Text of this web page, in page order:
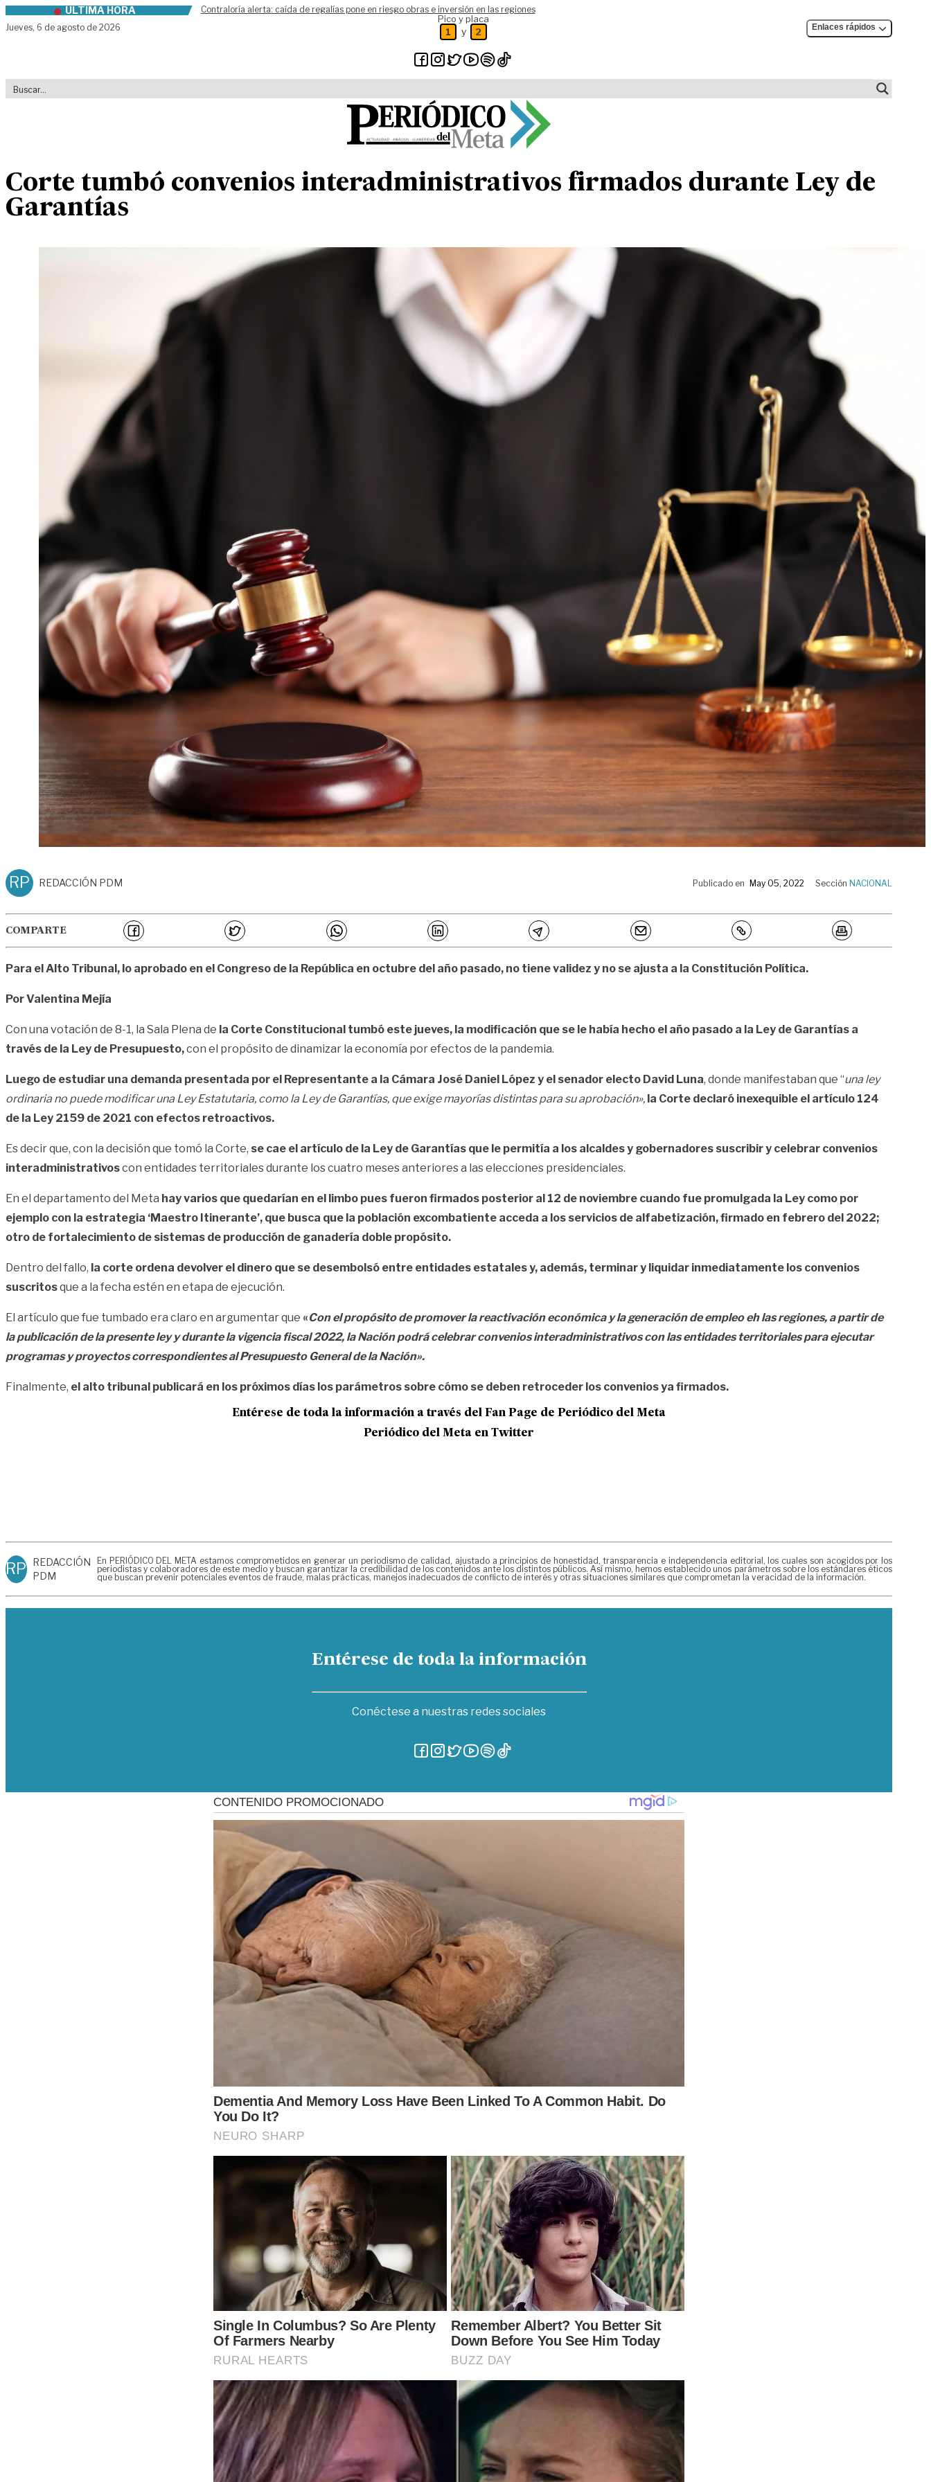
Skip to contentÚLTIMA HORA
Contraloría alerta: caída de regalías pone en riesgo obras e inversión en las regiones
Jueves, 6 de agosto de 2026
Pico y placa
1 y 2 Enlaces rápidos
Corte tumbó convenios interadministrativos firmados durante Ley de
Garantías
RP REDACCIÓN PDM Publicado en May 05, 2022 Sección NACIONAL
COMPARTE
Para el Alto Tribunal, lo aprobado en el Congreso de la República en octubre del año pasado, no tiene validez y no se ajusta a la Constitución Política.
Por Valentina Mejía
Con una votación de 8-1, la Sala Plena de la Corte Constitucional tumbó este jueves, la modificación que se le había hecho el año pasado a la Ley de Garantías a
través de la Ley de Presupuesto,con el propósito de dinamizar la economía por efectos de la pandemia.
Luego de estudiar una demanda presentada por el Representante a la Cámara José Daniel López y el senador electo David Luna, donde manifestaban que “una ley
ordinaria no puede modificar una Ley Estatutaria, como la Ley de Garantías, que exige mayorías distintas para su aprobación», la Corte declaró inexequible el artículo 124
de la Ley 2159 de 2021 con efectos retroactivos.
Es decir que, con la decisión que tomó la Corte, se cae el artículo de la Ley de Garantías que le permitía a los alcaldes y gobernadores suscribir y celebrar convenios
interadministrativoscon entidades territoriales durante los cuatro meses anteriores a las elecciones presidenciales.
En el departamento del Meta hay varios que quedarían en el limbo pues fueron firmados posterior al 12 de noviembre cuando fue promulgada la Ley como por
ejemplo con la estrategia ‘Maestro Itinerante’, que busca que la población excombatiente acceda a los servicios de alfabetización, firmado en febrero del 2022;
otro de fortalecimiento de sistemas de producción de ganadería doble propósito.
Dentro del fallo, la corte ordena devolver el dinero que se desembolsó entre entidades estatales y, además, terminar y liquidar inmediatamente los convenios
suscritosque a la fecha estén en etapa de ejecución.
El artículo que fue tumbado era claro en argumentar que «Con el propósito de promover la reactivación económica y la generación de empleo eh las regiones, a partir de
la publicación de la presente ley y durante la vigencia fiscal 2022, la Nación podrá celebrar convenios interadministrativos con las entidades territoriales para ejecutar
programas y proyectos correspondientes al Presupuesto General de la Nación».
Finalmente, el alto tribunal publicará en los próximos días los parámetros sobre cómo se deben retroceder los convenios ya firmados.
Entérese de toda la información a través del Fan Page de Periódico del Meta
Periódico del Meta en Twitter
RP REDACCIÓN
PDM
En PERIÓDICO DEL META estamos comprometidos en generar un periodismo de calidad, ajustado a principios de honestidad, transparencia e independencia editorial, los cuales son acogidos por los
periodistas y colaboradores de este medio y buscan garantizar la credibilidad de los contenidos ante los distintos públicos. Así mismo, hemos establecido unos parámetros sobre los estándares éticos
que buscan prevenir potenciales eventos de fraude, malas prácticas, manejos inadecuados de conflicto de interés y otras situaciones similares que comprometan la veracidad de la información.
Entérese de toda la información
Conéctese a nuestras redes sociales